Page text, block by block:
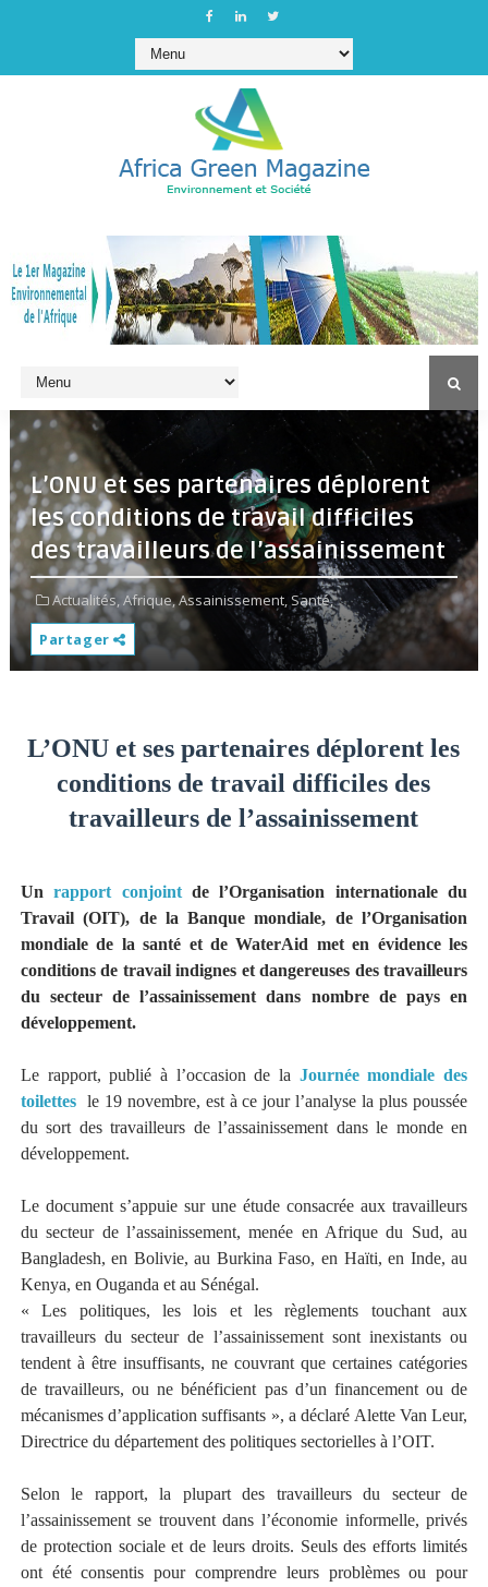
L’ONU et ses partenaires déplorent
les conditions de travail difficiles
des travailleurs de l’assainissement
Actualités,Afrique,Assainissement, Santé,
Partager
L’ONU et ses partenaires déplorent les
conditions de travail difficiles des
travailleurs de l’assainissement
Unrapport conjointde l’Organisation internationale du
Travail (OIT), de la Banque mondiale, de l’Organisation
mondiale de la santé et de WaterAid met en évidence les
conditions de travail indignes et dangereuses des travailleurs
du secteur de l’assainissement dans nombre de pays en
développement.
Le rapport, publié à l’occasion de la Journée mondiale des
toilettes le 19 novembre, est à ce jour l’analyse la plus poussée
du sort des travailleurs de l’assainissement dans le monde en
développement.
Le document s’appuie sur une étude consacrée aux travailleurs
du secteur de l’assainissement, menée en Afrique du Sud, au
Bangladesh, en Bolivie, au Burkina Faso, en Haïti, en Inde, au
Kenya, en Ouganda et au Sénégal.
« Les politiques, les lois et les règlements touchant aux
travailleurs du secteur de l’assainissement sont inexistants ou
tendent à être insuffisants, ne couvrant que certaines catégories
de travailleurs, ou ne bénéficient pas d’un financement ou de
mécanismes d’application suffisants », a déclaré Alette Van Leur,
Directrice du département des politiques sectorielles à l’OIT.
Selon le rapport, la plupart des travailleurs du secteur de
l’assainissement se trouvent dans l’économie informelle, privés
de protection sociale et de leurs droits. Seuls des efforts limités
ont été consentis pour comprendre leurs problèmes ou pour